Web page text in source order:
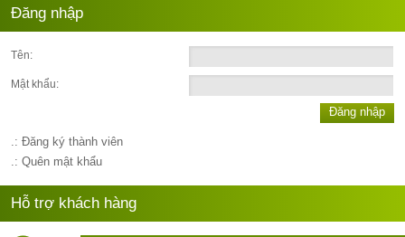
Đăng nhập
Tên:
Mật khẩu:
Đăng nhập
.: Đăng ký thành viên
.: Quên mật khẩu
Hỗ trợ khách hàng